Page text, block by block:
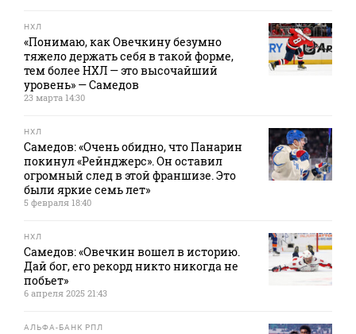
НХЛ
«Понимаю, как Овечкину безумно
тяжело держать себя в такой форме,
тем более НХЛ — это высочайший
уровень» — Самедов
23 марта 14:30
НХЛ
Самедов: «Очень обидно, что Панарин
покинул «Рейнджерс». Он оставил
огромный след в этой франшизе. Это
были яркие семь лет»
5 февраля 18:40
НХЛ
Самедов: «Овечкин вошел в историю.
Дай бог, его рекорд никто никогда не
побьет»
6 апреля 2025 21:43
АЛЬФА-БАНК РПЛ